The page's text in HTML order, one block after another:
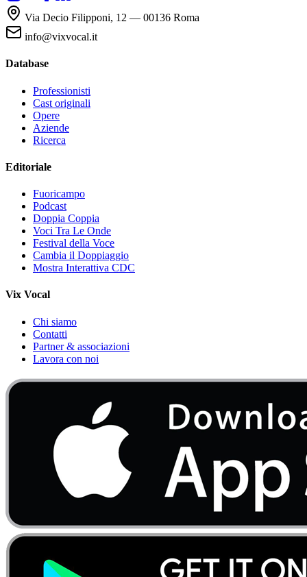
Via Decio Filipponi, 12 — 00136 Roma
info@vixvocal.it
Database
Professionisti
Cast originali
Opere
Aziende
Ricerca
Editoriale
Fuoricampo
Podcast
Doppia Coppia
Voci Tra Le Onde
Festival della Voce
Cambia il Doppiaggio
Mostra Interattiva CDC
Vix Vocal
Chi siamo
Contatti
Partner & associazioni
Lavora con noi